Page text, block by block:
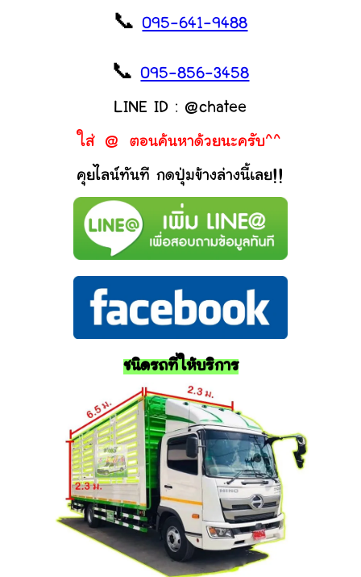
📞095-641-9488
📞095-856-3458
LINE ID : @chatee
ใส่ @ ตอนค้นหาด้วยนะครับ^^
คุยไลน์ทันที กดปุ่มข้างล่างนี้เลย!!
ชนิดรถที่ให้บริการ